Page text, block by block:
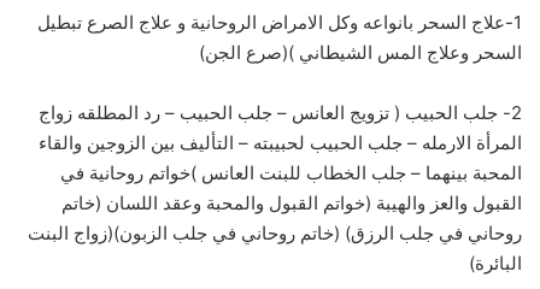
1-علاج السحر بانواعه وكل الامراض الروحانية و علاج الصرع تبطيل
السحر وعلاج المس الشيطاني )(صرع الجن)
2- جلب الحبيب ( تزويج العانس – جلب الحبيب – رد المطلقه زواج
المرأة الارمله – جلب الحبيب لحبيبته – التأليف بين الزوجين والقاء
المحبة بينهما – جلب الخطاب للبنت العانس )خواتم روحانية في
القبول والعز والهيبة (خواتم القبول والمحبة وعقد اللسان (خاتم
روحاني في جلب الرزق) (خاتم روحاني في جلب الزبون)(زواج البنت
البائرة)